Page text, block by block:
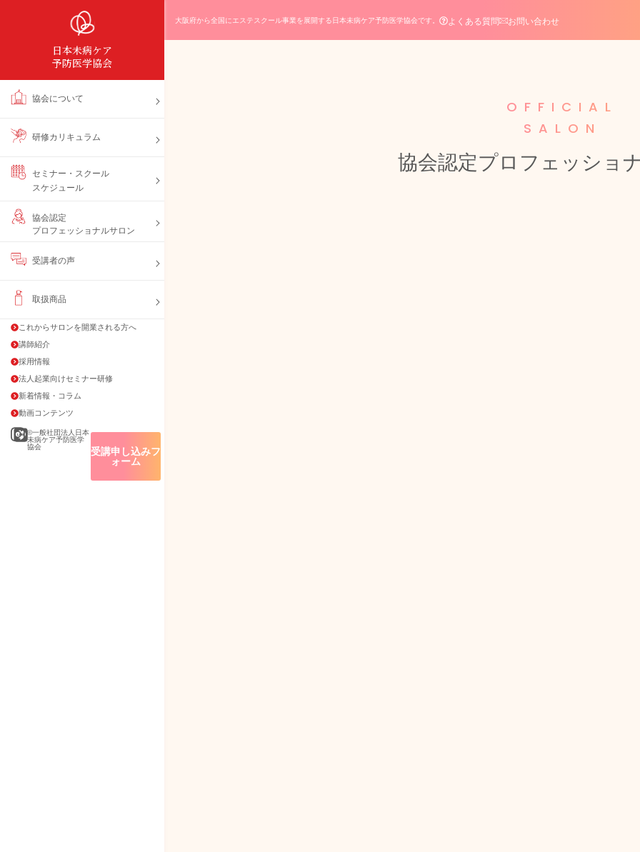
日本未病ケア
予防医学協会
協会について
研修カリキュラム
セミナー・スクール
スケジュール
協会認定
プロフェッショナルサロン
受講者の声
取扱商品
これからサロンを開業される方へ
講師紹介
採用情報
法人起業向けセミナー研修
新着情報・コラム
動画コンテンツ
©一般社団法人日本
未病ケア予防医学
協会
受講申し込みフ
ォーム
大阪府から全国にエステスクール事業を展開する日本未病ケア予防医学協会です。 よくある質問 お問い合わせ
OFFICIAL
SALON
協会認定プロフェッショ